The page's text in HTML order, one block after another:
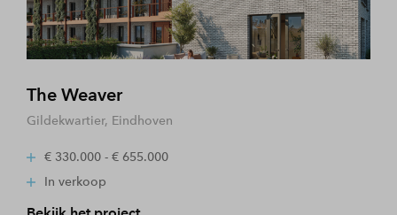
The Weaver
Gildekwartier, Eindhoven
€ 330.000 - € 655.000
In verkoop